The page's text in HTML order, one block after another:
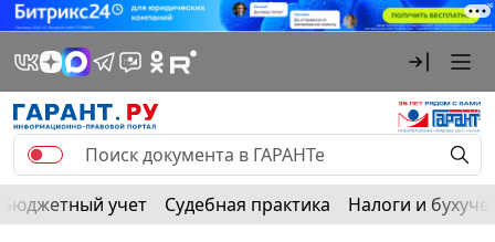
Бюджетный учет Судебная практика Налоги и